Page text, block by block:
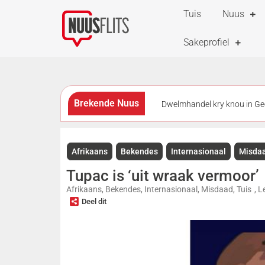
Tuis Nuus
Sakeprofiel
Brekende Nuus Dwelmhandel kry knou in
veroordeel Totsiens,
vrygelaat
Afrikaans Bekendes Internasionaal
Tupac is ‘uit wraak vermoor’
Afrikaans, Bekendes, Internasionaal , Misdaad, Tuis ,
Deel dit